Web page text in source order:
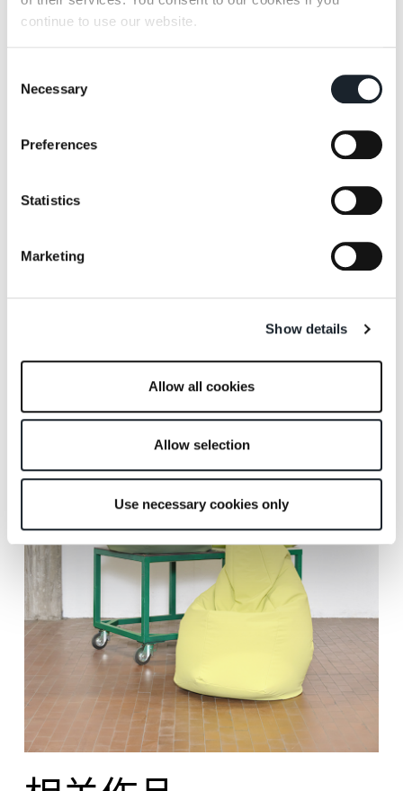
continue to use our website.
Selection
Necessary
Preferences
Statistics
Marketing
Show details
Allow all cookies
Allow selection
Use necessary cookies only